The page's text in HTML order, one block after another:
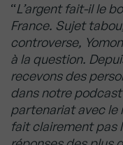
“L’argent fait-il le
France. Sujet
controverse,
à la question.
recevons des
dans notre podcast
partenariat avec le
fait clairement pas